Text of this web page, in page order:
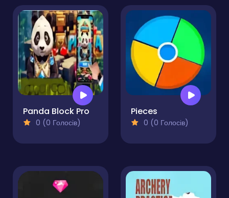
Panda Block Pro
0 (0 Голосів)
Pieces
0 (0 Голосів)